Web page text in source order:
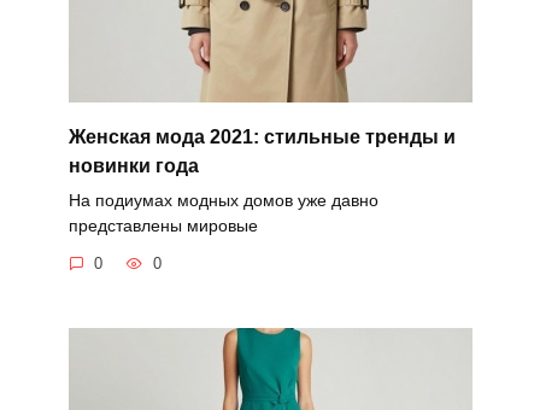
Женская мода 2021: стильные тренды и
новинки года
На подиумах модных домов уже давно
представлены мировые
0 0